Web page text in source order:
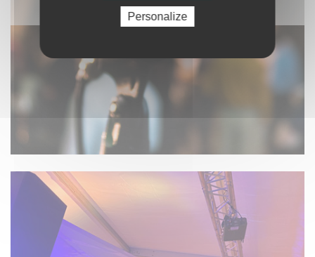
SONORISATION
Personalize